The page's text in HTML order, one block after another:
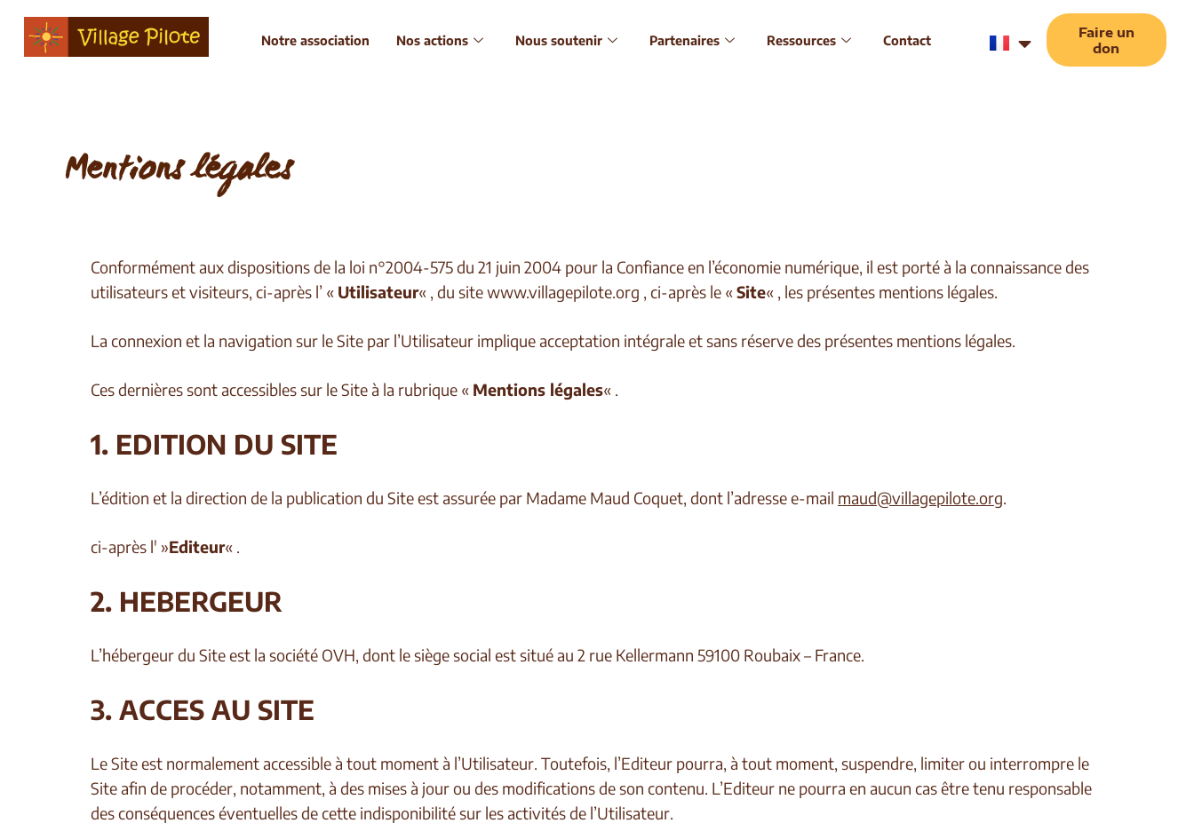
Notre association Nos actions Nous soutenir Partenaires Ressources Contact
Faire un
don
Mentions légales
Conformément aux dispositions de la loi n°2004-575 du 21 juin 2004 pour la Confiance en l’économie numérique, il est porté à la connaissance des
utilisateurs et visiteurs, ci-après l’ « Utilisateur« , du site www.villagepilote.org , ci-après le «Site« , les présentes mentions légales.
La connexion et la navigation sur le Site par l’Utilisateur implique acceptation intégrale et sans réserve des présentes mentions légales.
Ces dernières sont accessibles sur le Site à la rubrique « Mentions légales« .
1. EDITION DU SITE
L’édition et la direction de la publication du Site est assurée par Madame Maud Coquet, dont l’adresse e-mail maud@villagepilote.org.
ci-après l' »Editeur« .
2. HEBERGEUR
L’hébergeur du Site est la société OVH, dont le siège social est situé au 2 rue Kellermann 59100 Roubaix – France.
3. ACCES AU SITE
Le Site est normalement accessible à tout moment à l’Utilisateur. Toutefois, l’Editeur pourra, à tout moment, suspendre, limiter ou interrompre le
Site afin de procéder, notamment, à des mises à jour ou des modifications de son contenu. L’Editeur ne pourra en aucun cas être tenu responsable
des conséquences éventuelles de cette indisponibilité sur les activités de l’Utilisateur.